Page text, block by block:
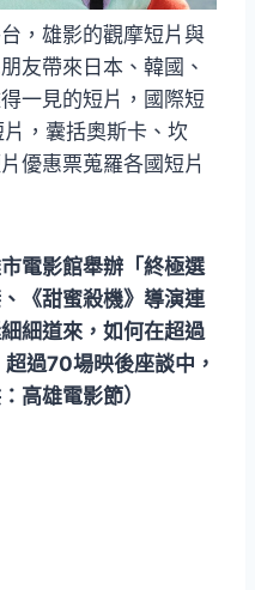
，雄影的觀摩短片與
友帶來日本、韓國、
一見的短片，國際短
，囊括奧斯卡、坎
優惠票蒐羅各國短片
電影館舉辦「終極選
《甜蜜殺機》導演連
細道來，如何在超過
過70場映後座談中，
高雄電影節）